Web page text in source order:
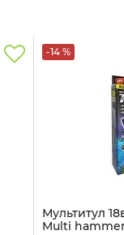
-14 %
Мультитул
Multi